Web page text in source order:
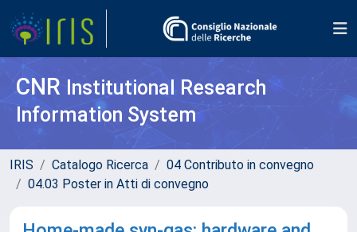
CNR Institutional Research
Information System
IRIS Catalogo Ricerca
04 Contributo in convegno
04.03 Poster in Atti di convegno